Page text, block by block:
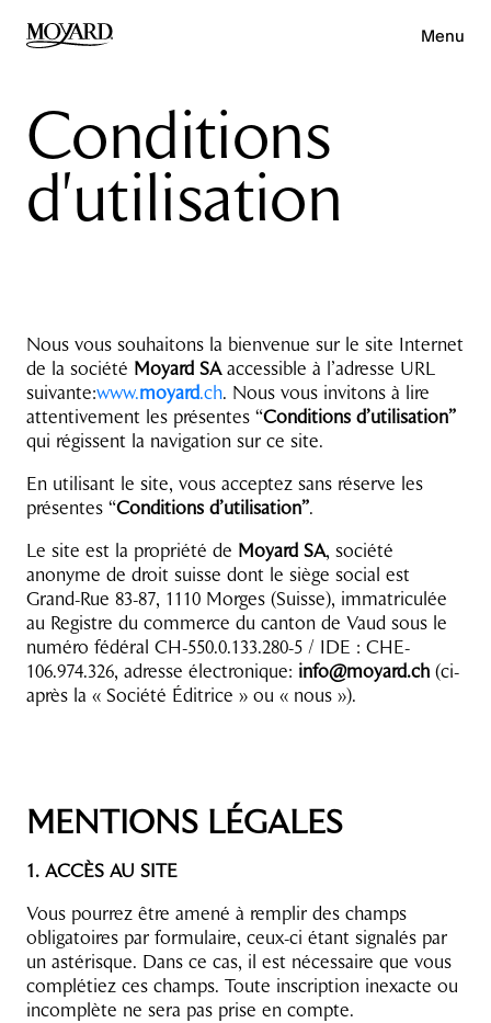
Menu
Conditions
d'utilisation
Nous vous souhaitons la bienvenue sur le site Internet
de la société Moyard SAaccessible à l’adresse URL
suivante:www.moyard.ch. Nous vous invitons à lire
attentivement les présentes “Conditions d’utilisation”
qui régissent la navigation sur ce site.
En utilisant le site, vous acceptez sans réserve les
présentes “Conditions d’utilisation”.
Le site est la propriété de Moyard SA, société
anonyme de droit suisse dont le siège social est
Grand-Rue 83-87, 1110 Morges (Suisse), immatriculée
au Registre du commerce du canton de Vaud sous le
numéro fédéral CH-550.0.133.280-5 / IDE : CHE-
106.974.326, adresse électronique: info@moyard.ch (ci-
après la « Société Éditrice » ou « nous »).
MENTIONS LÉGALES
1. ACCÈS AU SITE
Vous pourrez être amené à remplir des champs
obligatoires par formulaire, ceux-ci étant signalés par
un astérisque. Dans ce cas, il est nécessaire que vous
complétiez ces champs. Toute inscription inexacte ou
incomplète ne sera pas prise en compte.